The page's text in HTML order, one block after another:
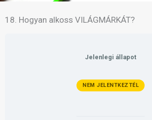
18. Hogyan alkoss VILÁGMÁRKÁT?
Jelenlegi állapot
NEM JELENTKEZTÉL